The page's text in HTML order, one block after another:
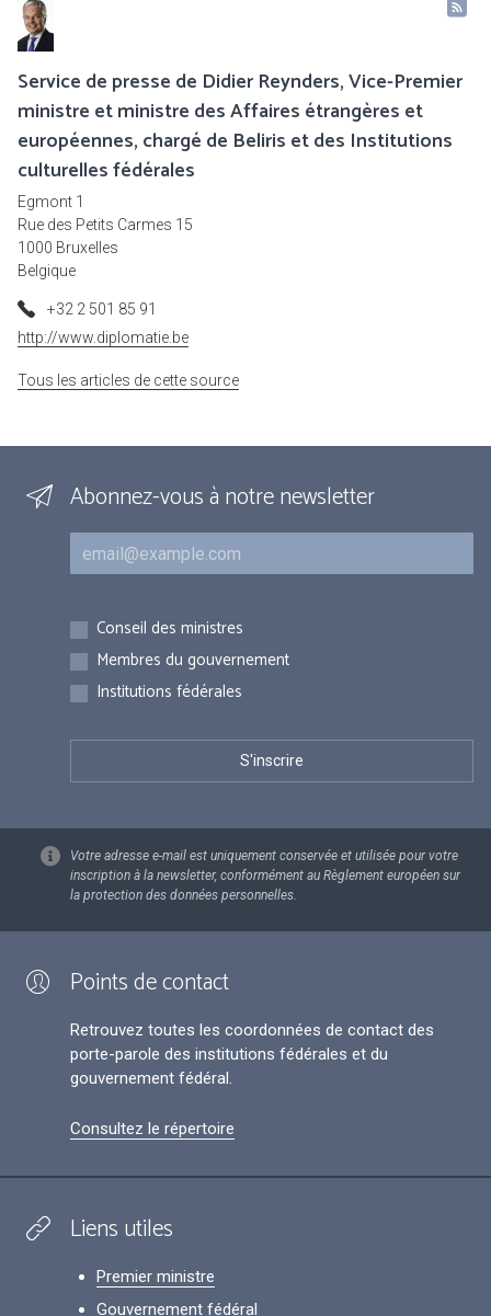
Service de presse de Didier Reynders, Vice-Premier
ministre et ministre des Affaires étrangères et
européennes, chargé de Beliris et des Institutions
culturelles fédérales
Egmont 1
Rue des Petits Carmes 15
1000 Bruxelles
Belgique
+32 2 501 85 91
http://www.diplomatie.be
Tous les articles de cette source
Abonnez-vous à notre newsletter
Courriel
Inscriptions
Conseil des ministres
Membres du gouvernement
Institutions fédérales
Votre adresse e-mail est uniquement conservée et utilisée pour votre
inscription à la newsletter, conformément au Règlement européen sur
la protection des données personnelles.
Points de contact
Retrouvez toutes les coordonnées de contact des
porte-parole des institutions fédérales et du
gouvernement fédéral.
Consultez le répertoire
Liens utiles
Premier ministre
Gouvernement fédéral